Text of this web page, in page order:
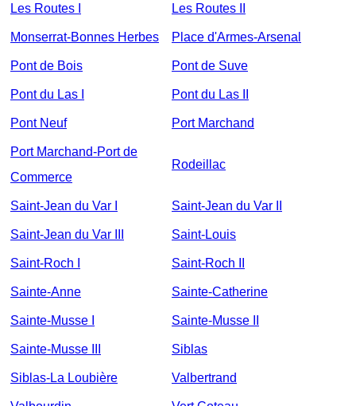
Les Routes I Les Routes II
Monserrat-Bonnes Herbes Place d'Armes-Arsenal
Pont de Bois Pont de Suve
Pont du Las I Pont du Las II
Pont Neuf Port Marchand
Port Marchand-Port de
Commerce
Rodeillac
Saint-Jean du Var I Saint-Jean du Var II
Saint-Jean du Var III Saint-Louis
Saint-Roch I Saint-Roch II
Sainte-Anne Sainte-Catherine
Sainte-Musse I Sainte-Musse II
Sainte-Musse III Siblas
Siblas-La Loubière Valbertrand